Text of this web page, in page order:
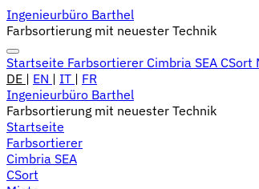
Ingenieurbüro Barthel
Farbsortierung mit neuester Technik
Startseite Farbsortierer Cimbria SEA CSort
DE | EN | IT | FR
Ingenieurbüro Barthel
Farbsortierung mit neuester Technik
Startseite
Farbsortierer
Cimbria SEA
CSort